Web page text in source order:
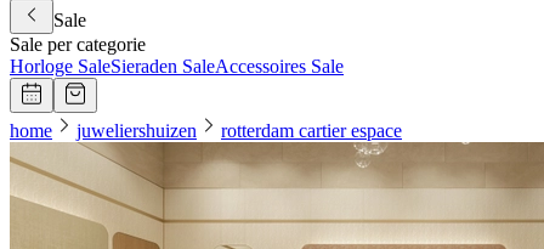
Sale
Sale per categorie
Horloge SaleSieraden SaleAccessoires Sale
home juweliershuizen rotterdam cartier espace